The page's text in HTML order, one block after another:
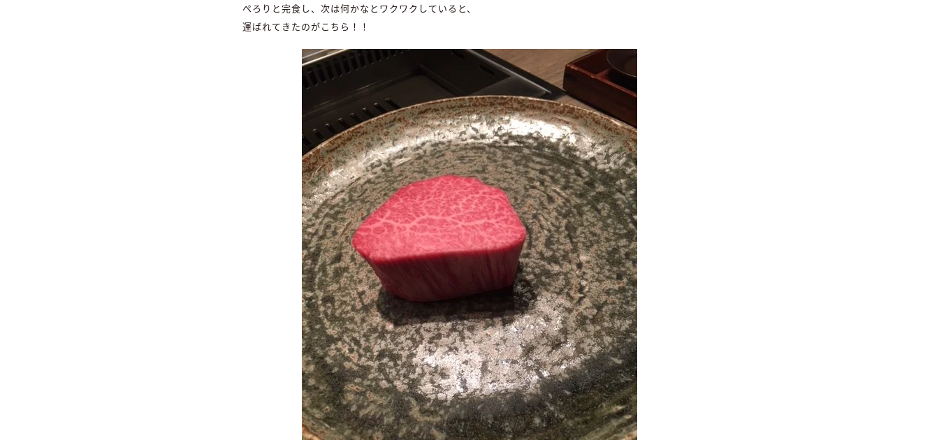
ぺろりと完食し、次は何かなとワクワクしていると、
運ばれてきたのがこちら！！